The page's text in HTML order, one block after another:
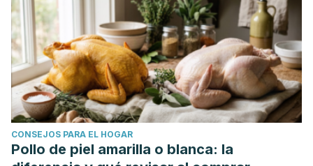
CONSEJOS PARA EL HOGAR
Pollo de piel amarilla o blanca: la